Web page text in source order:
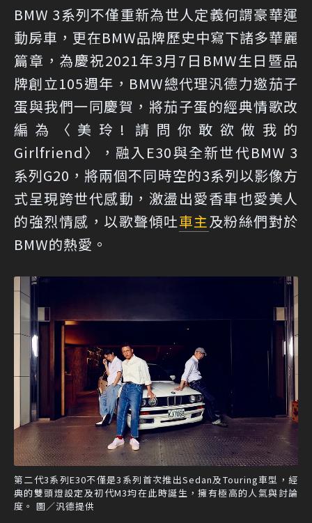
BMW 3系列不僅重新為世人定義何謂豪華運
動房車，更在BMW品牌歷史中寫下諸多華麗
篇章，為慶祝2021年3月7日BMW生日暨品
牌創立105週年，BMW總代理汎德力邀茄子
蛋與我們一同慶賀，將茄子蛋的經典情歌改
編為〈美玲! 請問你敢欲做我的
Girlfriend〉，融入E30與全新世代BMW 3
系列G20，將兩個不同時空的3系列以影像方
式呈現跨世代感動，激盪出愛香車也愛美人
的強烈情感，以歌聲傾吐車主 及粉絲們對於
BMW的熱愛。
第二代3系列E30不僅是3系列首次推出Sedan及Touring車型，經
典的雙頭燈設定及初代M3均在此時誕生，擁有極高的人氣與討論
度。 圖／汎德提供